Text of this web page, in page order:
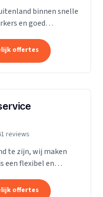
binnen snelle
en goed
offertes
reviews
te zijn, wij maken
een flexibel en
van...
offertes